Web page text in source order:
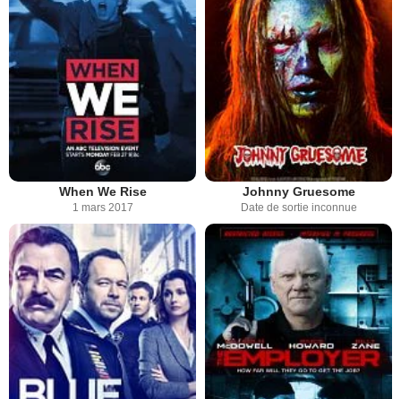
When We Rise
1 mars 2017
Johnny Gruesome
Date de sortie inconnue